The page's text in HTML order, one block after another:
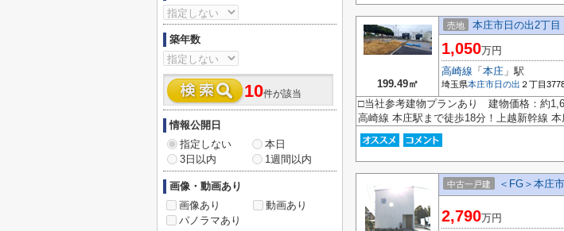
199.49㎡
売地 本庄市日の出2丁
1,050万円
高崎線 「 本庄 」駅
埼玉県本庄市日の出 ２丁目
□当社参考建物プランあり 建物価格：約
高崎線 本庄駅まで徒歩18分！上越新幹線
中古一戸建 ＜FG＞本庄
2,790万円
築年数
10件が該当
情報公開日
指定しない
本日
3日以内
1週間以内
画像・動画あり
画像あり
動画あり
パノラマあり